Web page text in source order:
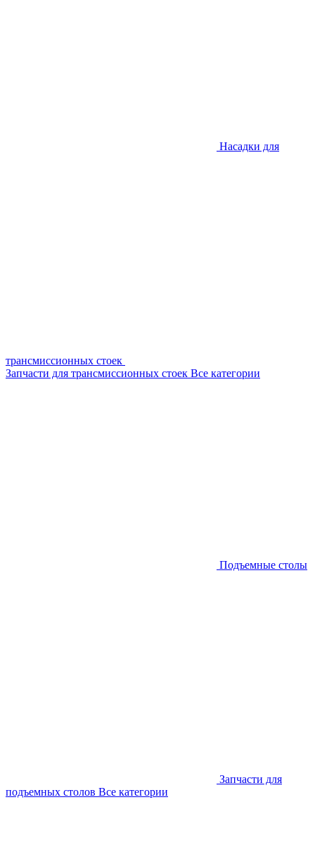
Насадки для
трансмиссионных стоек
Запчасти для трансмиссионных стоек Все категории
Подъемные столы
Запчасти для
подъемных столов Все категории